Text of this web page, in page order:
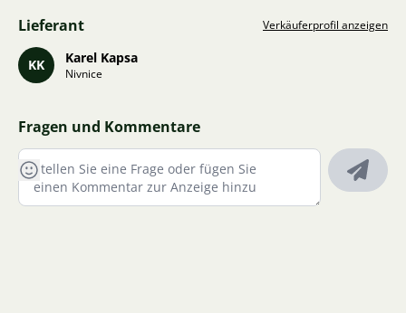
Lieferant Verkäuferprofil anzeigen
KK Karel Kapsa
Nivnice
Fragen und Kommentare